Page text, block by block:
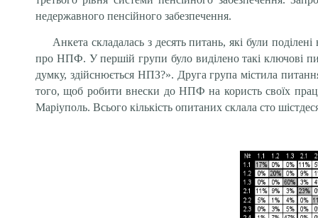
недержавного пенсійного забезпечення.
Анкета складалась з десять питань, які були
про НПФ. У першій групи було виділено такі
думку, здійснюється НПЗ?». Друга група містила
того, щоб робити внески до НПФ на користь своїх
Маріуполь. Всього кількість опитаних склала сто